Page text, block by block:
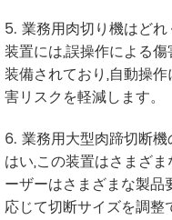
5. 業務用肉切り機はど
装置には,誤操作による
装備されており,自動操
害リスクを軽減します。
6. 業務用大型肉蹄切断
はい,この装置はさまざ
ーザーはさまざまな製
応じて切断サイズを調整